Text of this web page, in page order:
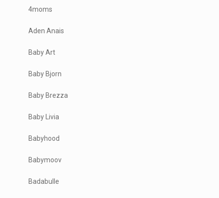
4moms
Aden Anais
Baby Art
Baby Bjorn
Baby Brezza
Baby Livia
Babyhood
Babymoov
Badabulle